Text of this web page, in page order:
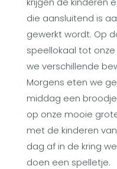
die aansluitend is
gewerkt wordt. Op
speellokaal tot
we verschillende
Morgens eten we
middag een
op onze mooie
met de kinderen
dag af in de kring
doen een spelletje.